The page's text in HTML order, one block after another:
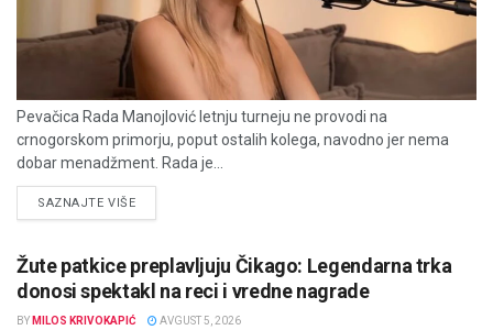
Pevačica Rada Manojlović letnju turneju ne provodi na
crnogorskom primorju, poput ostalih kolega, navodno jer nema
dobar menadžment. Rada je...
SAZNAJTE VIŠEDETAILS
Žute patkice preplavljuju Čikago: Legendarna trka
donosi spektakl na reci i vredne nagrade
BY MILOS KRIVOKAPIĆ AVGUST 5, 2026